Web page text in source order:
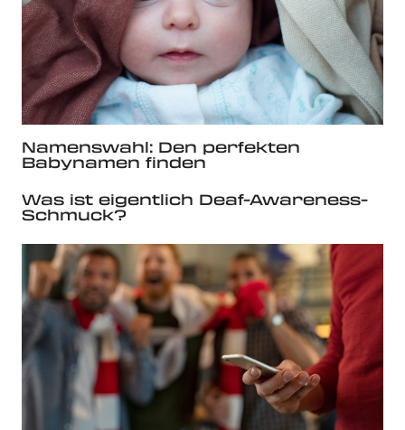
Namenswahl: Den perfekten
Babynamen finden
Was ist eigentlich Deaf-Awareness-
Schmuck?